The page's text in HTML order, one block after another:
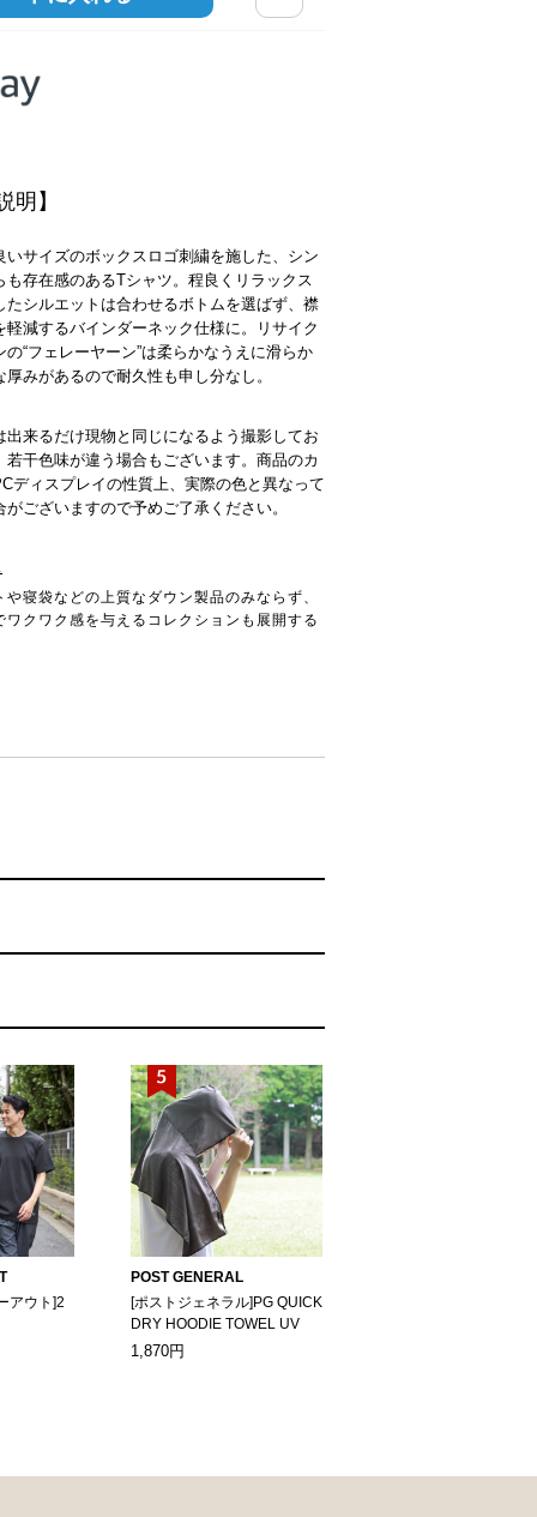
明】
いサイズのボックスロゴ刺繍を施した、シン
も存在感のあるTシャツ。程良くリラックス
たシルエットは合わせるボトムを選ばず、襟
軽減するバインダーネック仕様に。リサイク
の“フェレーヤーン”は柔らかなうえに滑らか
厚みがあるので耐久性も申し分なし。
出来るだけ現物と同じになるよう撮影してお
若干色味が違う場合もございます。商品のカ
ディスプレイの性質上、実際の色と異なって
がございますので予めご了承ください。
や寝袋などの上質なダウン製品のみならず、
ワクワク感を与えるコレクションも展開する
アウト]2
POST GENERAL
[ポストジェネラル]PG QUICK
DRY HOODIE TOWEL UV
1,870円